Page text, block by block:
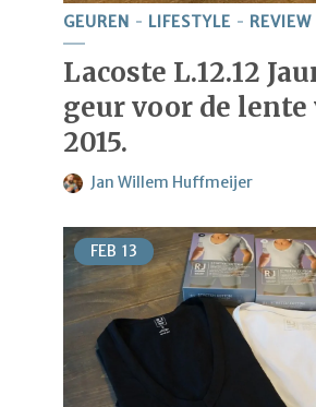
GEUREN LIFESTYLE REVIEW
Lacoste L.12.12
geur voor de lente
2015.
Jan Willem Huffmeijer
FEB 13